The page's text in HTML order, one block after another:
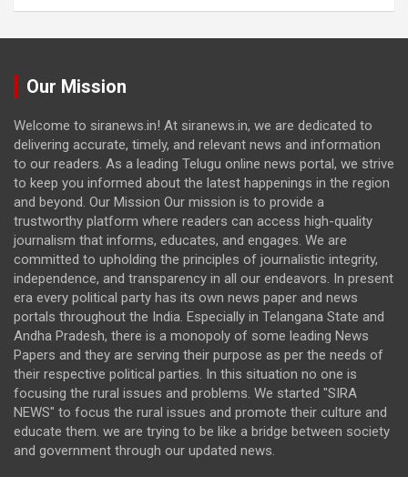
Our Mission
Welcome to siranews.in! At siranews.in, we are dedicated to
delivering accurate, timely, and relevant news and information
to our readers. As a leading Telugu online news portal, we strive
to keep you informed about the latest happenings in the region
and beyond. Our Mission Our mission is to provide a
trustworthy platform where readers can access high-quality
journalism that informs, educates, and engages. We are
committed to upholding the principles of journalistic integrity,
independence, and transparency in all our endeavors. In present
era every political party has its own news paper and news
portals throughout the India. Especially in Telangana State and
Andha Pradesh, there is a monopoly of some leading News
Papers and they are serving their purpose as per the needs of
their respective political parties. In this situation no one is
focusing the rural issues and problems. We started "SIRA
NEWS" to focus the rural issues and promote their culture and
educate them. we are trying to be like a bridge between society
and government through our updated news.